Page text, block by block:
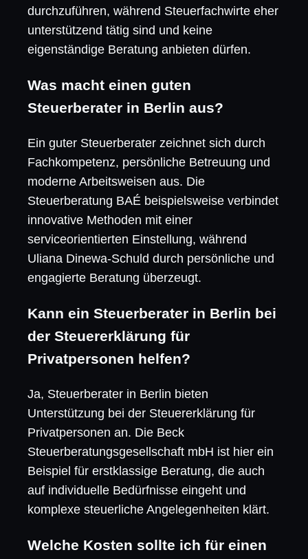
durchzuführen, während Steuerfachwirte eher
unterstützend tätig sind und keine
eigenständige Beratung anbieten dürfen.
Was macht einen guten
Steuerberater in Berlin aus?
Ein guter Steuerberater zeichnet sich durch
Fachkompetenz, persönliche Betreuung und
moderne Arbeitsweisen aus. Die
Steuerberatung BAÉ beispielsweise verbindet
innovative Methoden mit einer
serviceorientierten Einstellung, während
Uliana Dinewa-Schuld durch persönliche und
engagierte Beratung überzeugt.
Kann ein Steuerberater in Berlin bei
der Steuererklärung für
Privatpersonen helfen?
Ja, Steuerberater in Berlin bieten
Unterstützung bei der Steuererklärung für
Privatpersonen an. Die Beck
Steuerberatungsgesellschaft mbH ist hier ein
Beispiel für erstklassige Beratung, die auch
auf individuelle Bedürfnisse eingeht und
komplexe steuerliche Angelegenheiten klärt.
Welche Kosten sollte ich für einen